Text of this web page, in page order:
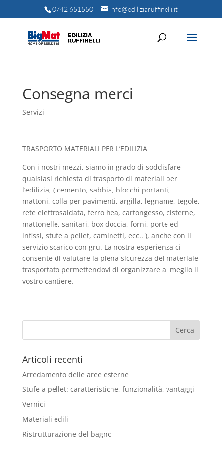
0742 651550 info@ediliziaruffinelli.it
Consegna merci
Servizi
TRASPORTO MATERIALI PER L’EDILIZIA
Con i nostri mezzi, siamo in grado di soddisfare
qualsiasi richiesta di trasporto di materiali per
l’edilizia, ( cemento, sabbia, blocchi portanti,
mattoni, colla per pavimenti, argilla, legname, tegole,
rete elettrosaldata, ferro hea, cartongesso, cisterne,
mattonelle, sanitari, box doccia, forni, porte ed
infissi, stufe a pellet, caminetti, ecc.. ), anche con il
servizio scarico con gru. La nostra esperienza ci
consente di valutare la piena sicurezza del materiale
trasportato permettendovi di organizzare al meglio il
vostro cantiere.
Articoli recenti
Arredamento delle aree esterne
Stufe a pellet: caratteristiche, funzionalità, vantaggi
Vernici
Materiali edili
Ristrutturazione del bagno